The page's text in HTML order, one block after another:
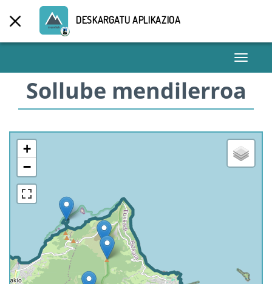
DESKARGATU APLIKAZIOA
Toggle
Sollube mendilerroa
+
−